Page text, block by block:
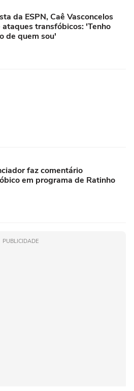
da ESPN, Caê Vasconcelos
ataques transfóbicos: 'Tenho
de quem sou'
faz comentário
em programa de Ratinho
PUBLICIDADE